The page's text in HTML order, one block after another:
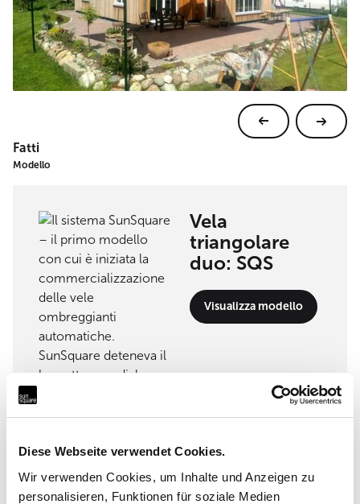
Diese Webseite verwendet Cookies.
Wir verwenden Cookies, um Inhalte und Anzeigen zu
personalisieren, Funktionen für soziale Medien
Fatti
Modello
Vela
triangolare
duo: SQS
Visualizza modello
Partner di implementazione
UNTER SEGELN 54° NORD